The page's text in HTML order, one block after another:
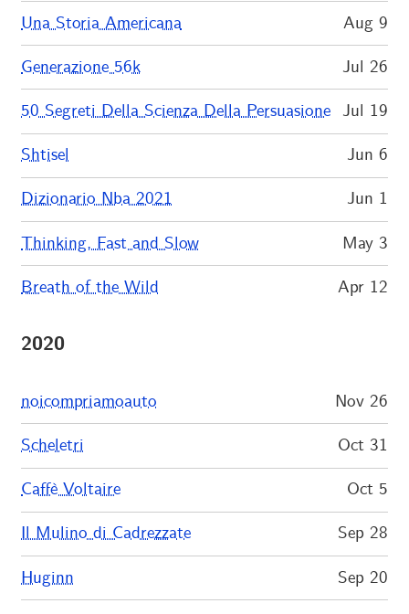
Una Storia Americana Aug 9
Generazione 56k Jul 26
50 Segreti Della Scienza Della Persuasione Jul 19
Shtisel Jun 6
Dizionario Nba 2021 Jun 1
Thinking, Fast and Slow May 3
Breath of the Wild Apr 12
2020
noicompriamoauto Nov 26
Scheletri Oct 31
Caffè Voltaire Oct 5
Il Mulino di Cadrezzate Sep 28
Huginn Sep 20